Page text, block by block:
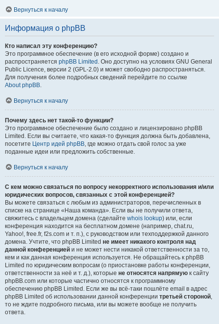
Вернуться к началу
Информация о phpBB
Кто написал эту конференцию?
Это программное обеспечение (в его исходной форме) создано и
распространяется phpBB Limited . Оно доступно на условиях GNU General
Public Licence, версии 2 (GPL-2.0) и может свободно распространяться.
Для получения более подробных сведений перейдите по ссылке
About phpBB.
Вернуться к началу
Почему здесь нет такой-то функции?
Это программное обеспечение было создано и лицензировано phpBB
Limited. Если вы считаете, что какая-то функция должна быть добавлена,
посетите Центр идей phpBB, где можно отдать свой голос за уже
поданные идеи или предложить собственные.
Вернуться к началу
С кем можно связаться по вопросу некорректного использования и/или
юридических вопросов, связанных с этой конференцией?
Вы можете связаться с любым из администраторов, перечисленных в
списке на странице «Наша команда». Если вы не получили ответа,
свяжитесь с владельцем домена (сделайте whois lookup) или, если
конференция находится на бесплатном домене (например, chat.ru,
Yahoo!, free.fr, f2s.com и т. п.), с руководством или техподдержкой данного
домена. Учтите, что phpBB Limited не имеет никакого контроля над
данной конференцией и не может нести никакой ответственности за то,
кем и как данная конференция используется. Не обращайтесь к phpBB
Limited по юридическим вопросам (о приостановке работы конференции,
ответственности за неё и т. д.), которые не относятся напрямую к сайту
phpBB.com или которые частично относятся к программному
обеспечению phpBB Limited. Если же вы всё-таки пошлёте email в адрес
phpBB Limited об использовании данной конференции третьей стороной,
то не ждите подробного письма, или вы можете вообще не получить
ответа.